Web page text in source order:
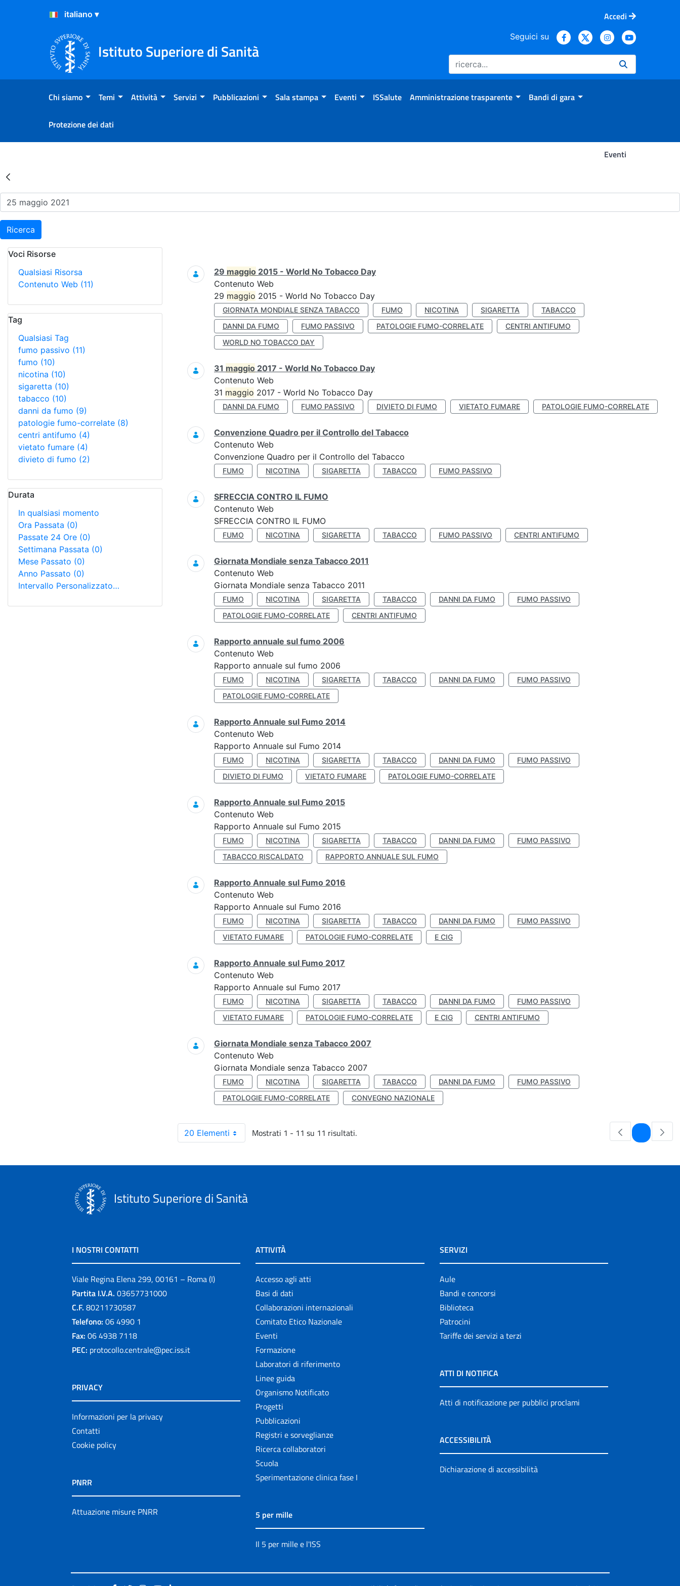
Salta al Contenuto
Salta al Footer
Accedi
Istituto Superiore di Sanità
Seguici su
Chi siamo Temi Attività Servizi Pubblicazioni Sala stampa Eventi ISSalute Amministrazione trasparente Bandi di gara
Protezione dei dati
Eventi
Risultati della Ricerca - Eventi
Ricerca
Voci Risorse
Qualsiasi Risorsa
Contenuto Web (11)
Tag
Qualsiasi Tag
fumo passivo (11)
fumo (10)
nicotina (10)
sigaretta (10)
tabacco (10)
danni da fumo (9)
patologie fumo-correlate (8)
centri antifumo (4)
vietato fumare (4)
divieto di fumo (2)
Durata
In qualsiasi momento
Ora Passata (0)
Passate 24 Ore (0)
Settimana Passata (0)
Mese Passato (0)
Anno Passato (0)
Intervallo Personalizzato…
Ricerca
29 maggio 2015 - World No Tobacco Day
Contenuto Web
29 maggio 2015 - World No Tobacco Day
GIORNATA MONDIALE SENZA TABACCO FUMO NICOTINA SIGARETTA
TABACCO
DANNI DA FUMO
FUMO PASSIVO PATOLOGIE FUMO-CORRELATE
CENTRI ANTIFUMO
WORLD NO TOBACCO DAY
31 maggio 2017 - World No Tobacco Day
Contenuto Web
31 maggio 2017 - World No Tobacco Day
DANNI DA FUMO FUMO PASSIVO DIVIETO DI FUMO VIETATO FUMARE PATOLOGIE FUMO-CORRELATE
Convenzione Quadro per il Controllo del Tabacco
Contenuto Web
Convenzione Quadro per il Controllo del Tabacco
FUMO NICOTINA SIGARETTA TABACCO FUMO PASSIVO
SFRECCIA CONTRO IL FUMO
Contenuto Web
SFRECCIA CONTRO IL FUMO
FUMO NICOTINA SIGARETTA TABACCO FUMO PASSIVO CENTRI ANTIFUMO
Giornata Mondiale senza Tabacco 2011
Contenuto Web
Giornata Mondiale senza Tabacco 2011
FUMO NICOTINA SIGARETTA TABACCO DANNI DA FUMO
FUMO PASSIVO
PATOLOGIE FUMO-CORRELATE
CENTRI ANTIFUMO
Rapporto annuale sul fumo 2006
Contenuto Web
Rapporto annuale sul fumo 2006
FUMO NICOTINA SIGARETTA TABACCO DANNI DA FUMO
FUMO PASSIVO
PATOLOGIE FUMO-CORRELATE
Rapporto Annuale sul Fumo 2014
Contenuto Web
Rapporto Annuale sul Fumo 2014
FUMO NICOTINA SIGARETTA TABACCO DANNI DA FUMO
FUMO PASSIVO
DIVIETO DI FUMO
VIETATO FUMARE PATOLOGIE FUMO-CORRELATE
Rapporto Annuale sul Fumo 2015
Contenuto Web
Rapporto Annuale sul Fumo 2015
FUMO NICOTINA SIGARETTA TABACCO DANNI DA FUMO
FUMO PASSIVO
TABACCO RISCALDATO
RAPPORTO ANNUALE SUL FUMO
Rapporto Annuale sul Fumo 2016
Contenuto Web
Rapporto Annuale sul Fumo 2016
FUMO NICOTINA SIGARETTA TABACCO DANNI DA FUMO
FUMO PASSIVO
VIETATO FUMARE
PATOLOGIE FUMO-CORRELATE E CIG
Rapporto Annuale sul Fumo 2017
Contenuto Web
Rapporto Annuale sul Fumo 2017
FUMO NICOTINA SIGARETTA TABACCO DANNI DA FUMO
FUMO PASSIVO
VIETATO FUMARE
PATOLOGIE FUMO-CORRELATE E CIG CENTRI ANTIFUMO
Giornata Mondiale senza Tabacco 2007
Contenuto Web
Giornata Mondiale senza Tabacco 2007
FUMO NICOTINA SIGARETTA TABACCO DANNI DA FUMO
FUMO PASSIVO
PATOLOGIE FUMO-CORRELATE
CONVEGNO NAZIONALE
20 Elementi Mostrati 1 - 11 su 11 risultati. Pagina
Istituto Superiore di Sanità
I NOSTRI CONTATTI
Viale Regina Elena 299, 00161 – Roma (I)
Partita I.V.A. 03657731000
C.F. 80211730587
Telefono: 06 4990 1
Fax: 06 4938 7118
PEC: protocollo.centrale@pec.iss.it
PRIVACY
Informazioni per la privacy
Contatti
Cookie policy
PNRR
Attuazione misure PNRR
ATTIVITÀ
Accesso agli atti
Basi di dati
Collaborazioni internazionali
Comitato Etico Nazionale
Eventi
Formazione
Laboratori di riferimento
Linee guida
Organismo Notificato
Progetti
Pubblicazioni
Registri e sorveglianze
Ricerca collaboratori
Scuola
Sperimentazione clinica fase I
5 per mille
Il 5 per mille e l'ISS
SERVIZI
Aule
Bandi e concorsi
Biblioteca
Patrocini
Tariffe dei servizi a terzi
ATTI DI NOTIFICA
Atti di notificazione per pubblici proclami
ACCESSIBILITÀ
Dichiarazione di accessibilità